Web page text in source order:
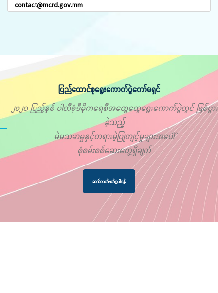
contact@mcrd.gov.mm
ပြည်ထောင်စုရွေးကောက်ပွဲကော်မရှင်
၂၀၂၀ ပြည့်နှစ် ပါတီစုံဒီမိုကရေစီအထွေထွေရွေးကောက်ပွဲတွင် ဖြစ်ပွား
ခဲ့သည့်
မဲမသမာမှုနှင့်တရားမဲ့ပြုကျင့်မှုများအပေါ်
စုံစမ်းစစ်ဆေးတွေ့ရှိချက်
ဆက်လက်ဖတ်ရှုပါရန်